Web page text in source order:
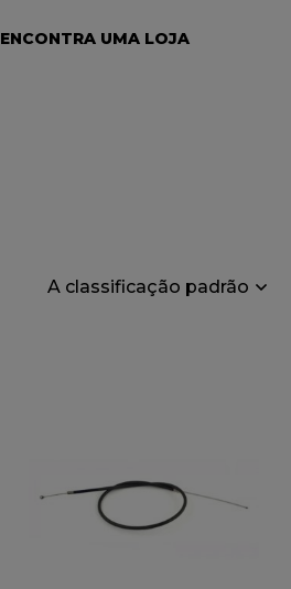
ENCONTRA UMA LOJA
A classificação padrão